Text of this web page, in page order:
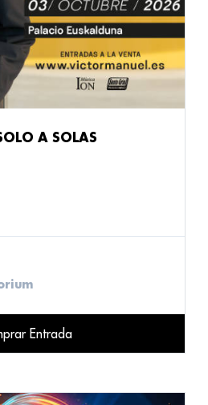
A SOLAS
Entrada